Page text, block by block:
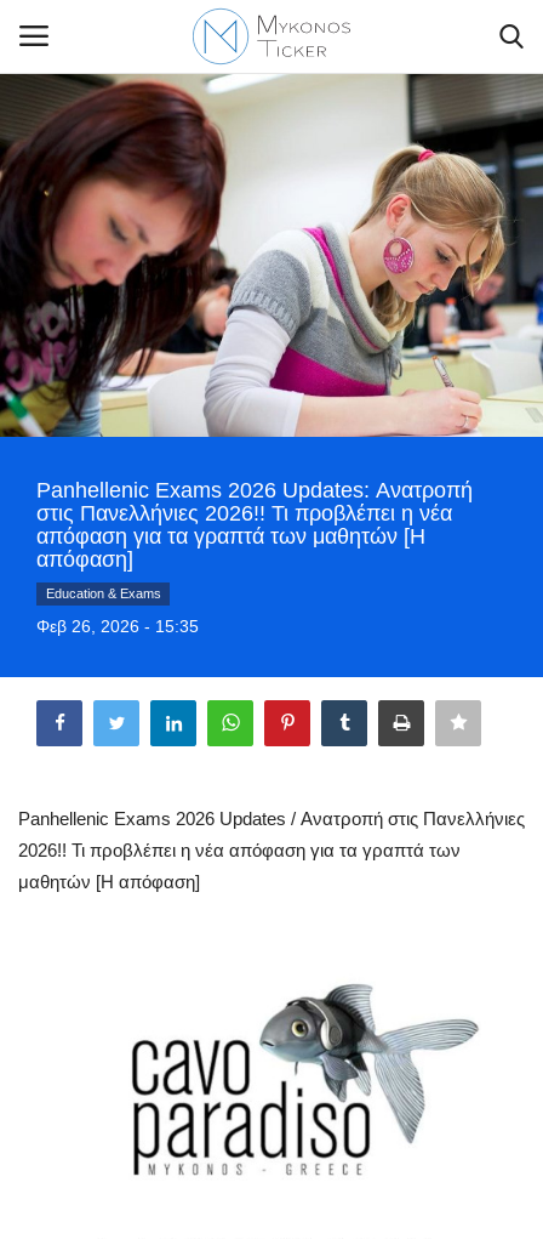
Contact Us
Politique
Business
Travel
World
Style Adorés
Greece
Entertainment
Mykonos
Mykonos Ticker TV
Sport
Panhellenic Exams 2026 Updates: Ανατροπή
στις Πανελλήνιες 2026!! Τι προβλέπει η νέα
απόφαση για τα γραπτά των μαθητών [Η
απόφαση]
Education & Exams
Φεβ 26, 2026 - 15:35
Panhellenic Exams 2026 Updates / Ανατροπή στις Πανελλήνιες
2026!! Τι προβλέπει η νέα απόφαση για τα γραπτά των
μαθητών [Η απόφαση]